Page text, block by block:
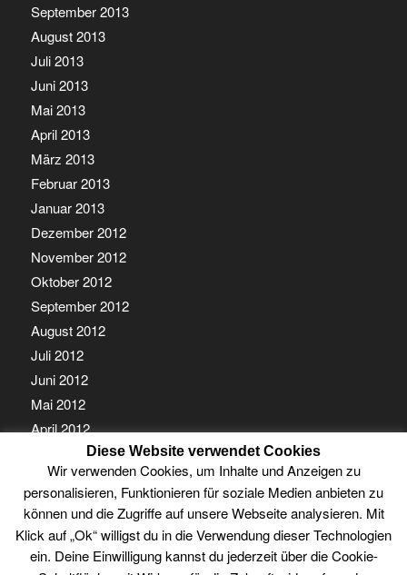
September 2013
August 2013
Juli 2013
Juni 2013
Mai 2013
April 2013
März 2013
Februar 2013
Januar 2013
Dezember 2012
November 2012
Oktober 2012
September 2012
August 2012
Juli 2012
Juni 2012
Mai 2012
April 2012
März 2012
Februar 2012
Januar 2012
Diese Website verwendet Cookies
Wir verwenden Cookies, um Inhalte und Anzeigen zu
personalisieren, Funktionieren für soziale Medien anbieten zu
können und die Zugriffe auf unsere Webseite analysieren. Mit
Klick auf „Ok“ willigst du in die Verwendung dieser Technologien
ein. Deine Einwilligung kannst du jederzeit über die Cookie-